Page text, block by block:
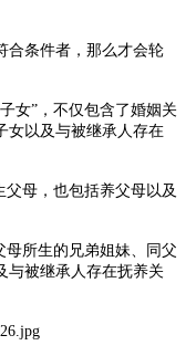
合条件者，那么才会轮
女”，不仅包含了婚姻关
女以及与被继承人存在
父母，也包括养父母以及
母所生的兄弟姐妹、同父
与被继承人存在抚养关